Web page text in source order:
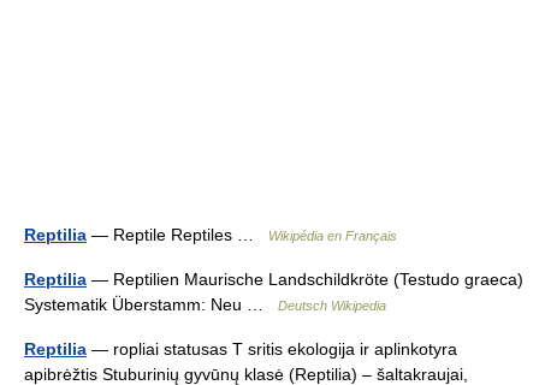
Reptilia — Reptile Reptiles … Wikipédia en Français
Reptilia — Reptilien Maurische Landschildkröte (Testudo graeca)
Systematik Überstamm: Neu …
Deutsch Wikipedia
Reptilia — ropliai statusas T sritis ekologija ir aplinkotyra
apibrėžtis Stuburinių gyvūnų klasė (Reptilia) – šaltakraujai,